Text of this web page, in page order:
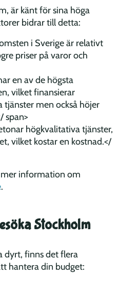
är känt för sina höga
bidrar till detta:
i Sverige är relativt
priser på varor och
en av de högsta
vilket finansierar
men också höjer
span>
högkvalitativa tjänster,
vilket kostar en kostnad.</
mer information om
.
Stockholm
dyrt, finns det flera
hantera din budget: